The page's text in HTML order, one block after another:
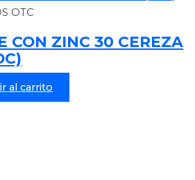
OTC
CON ZINC 30 CEREZA
al carrito